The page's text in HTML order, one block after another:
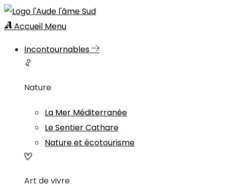
Accueil Menu
Incontournables
Nature
La Mer Méditerranée
Le Sentier Cathare
Nature et écotourisme
Art de vivre